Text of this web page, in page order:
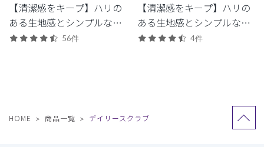
【清潔感をキープ】ハリの
ある生地感とシンプルなデ
ザイン。清潔感と快適さに
56件
【清潔感をキープ】ハリの
ある生地感とシンプルなデ
ザイン。清潔感と快適さに
4件
HOME 商品一覧 デイリースクラブ